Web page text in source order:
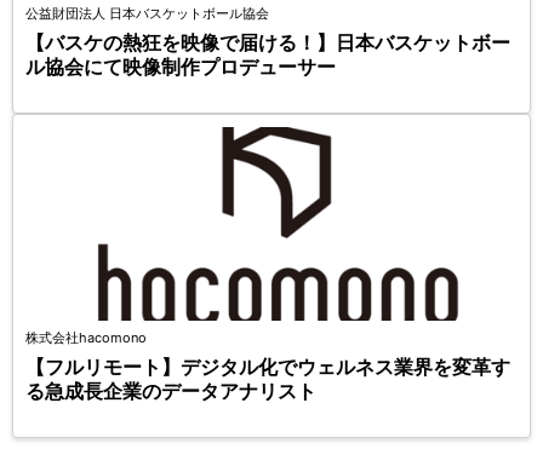
公益財団法人 日本バスケットボール協会
【バスケの熱狂を映像で届ける！】日本バスケットボー
ル協会にて映像制作プロデューサー
株式会社hacomono
【フルリモート】デジタル化でウェルネス業界を変革す
る急成長企業のデータアナリスト